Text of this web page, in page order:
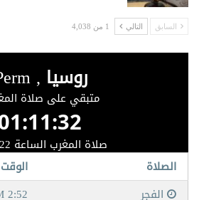
السابق التالي 1 من 4,038